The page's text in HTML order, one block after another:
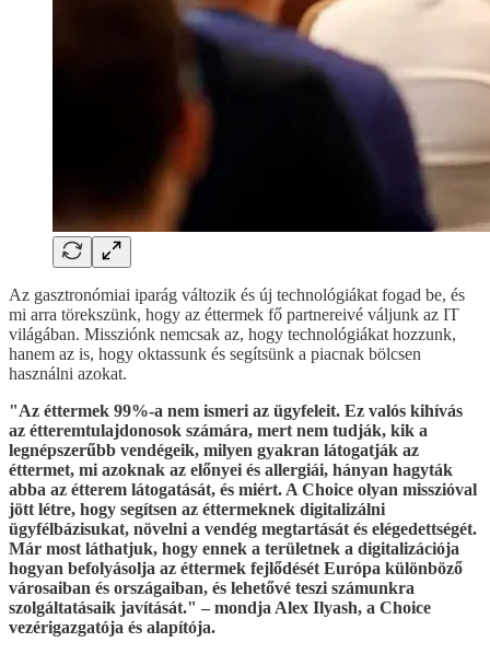
Az gasztronómiai iparág változik és új technológiákat fogad be, és
mi arra törekszünk, hogy az éttermek fő partnereivé váljunk az IT
világában. Missziónk nemcsak az, hogy technológiákat hozzunk,
hanem az is, hogy oktassunk és segítsünk a piacnak bölcsen
használni azokat.
"Az éttermek 99%-a nem ismeri az ügyfeleit. Ez valós kihívás
az étteremtulajdonosok számára, mert nem tudják, kik a
legnépszerűbb vendégeik, milyen gyakran látogatják az
éttermet, mi azoknak az előnyei és allergiái, hányan hagyták
abba az étterem látogatását, és miért. A Choice olyan misszióval
jött létre, hogy segítsen az éttermeknek digitalizálni
ügyfélbázisukat, növelni a vendég megtartását és elégedettségét.
Már most láthatjuk, hogy ennek a területnek a digitalizációja
hogyan befolyásolja az éttermek fejlődését Európa különböző
városaiban és országaiban, és lehetővé teszi számunkra
szolgáltatásaik javítását." – mondja Alex Ilyash, a Choice
vezérigazgatója és alapítója.